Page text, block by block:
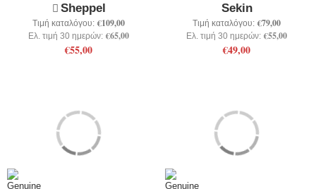
Sheppel
Τιμή καταλόγου: €109,00
Ελ. τιμή 30 ημερών: €65,00
€55,00
Sekin
Τιμή καταλόγου: €79,00
Ελ. τιμή 30 ημερών: €55,00
€49,00